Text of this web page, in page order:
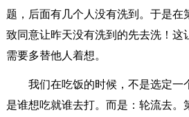
题，后面有几个人没有洗到。于是在
致同意让昨天没有洗到的先去洗！这
需要多替他人着想。
我们在吃饭的时候，不是选定一
是谁想吃就谁去打。而是：轮流去。